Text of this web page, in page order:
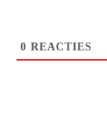
0 REACTIES